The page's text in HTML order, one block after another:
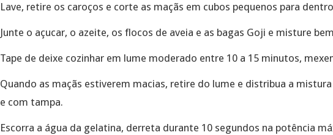
Lave, retire os caroços e corte as maçãs em cubos pequenos para
Junte o açucar, o azeite, os flocos de aveia e as bagas Goji e misture
Tape de deixe cozinhar em lume moderado entre 10 a 15 minutos,
Quando as maçãs estiverem macias, retire do lume e distribua a
e com tampa.
Escorra a água da gelatina, derreta durante 10 segundos na potência